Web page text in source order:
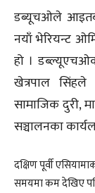
डब्यूचओले
नयाँ भेरियन्ट
हो ।
खेत्रपाल सिंहले
सामाजिक दुरी,
सञ्चालनका
​दक्षिण पूर्वी
समयमा कम देखिए